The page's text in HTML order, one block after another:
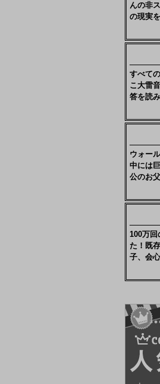
んの非
の現実
すべて
こ大雷
答を読
ウォー
中には
公のお
100万回
た！既
子、会